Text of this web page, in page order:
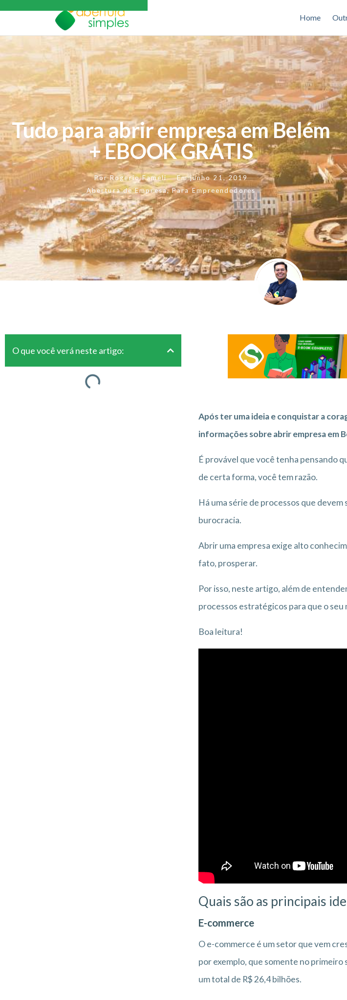
Home
Tudo para abrir empresa em Belém
+ EBOOK GRÁTIS
PorRogerio Fameli Em junho 21, 2019
Abertura de Empresa,Para Empreendedores
O que você verá neste artigo:
Após ter uma ideia e conquistar a
informações sobre abrir empresa em
É provável que você tenha pensando
de certa forma, você tem razão.
Há uma série de processos que
burocracia.
Abrir uma empresa exige alto
fato, prosperar.
Por isso, neste artigo, além de
processos estratégicos para que o
Boa leitura!
Quais são as principais
E-commerce
O e-commerce é um setor que vem
por exemplo, que somente no
um total de R$ 26,4 bilhões.